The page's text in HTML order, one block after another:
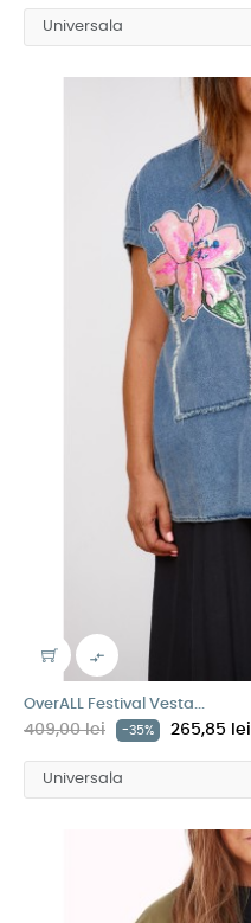

OverALL Festival Vesta...
409,00 lei -35% 265,85 lei